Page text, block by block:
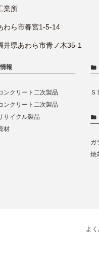
業所
わら市春宮1-5-14
井県あわら市青ノ木35-1
報
ンクリート二次製品
ンクリート二次製品
サイクル製品
材
Ｓ
ガ
焼
よ